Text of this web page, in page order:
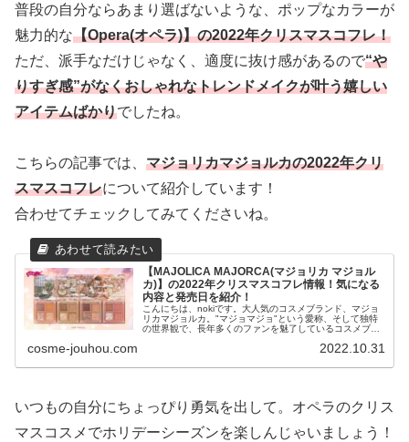
普段の自分ならあまり選ばないような、ポップなカラーが
魅力的な【Opera(オペラ)】の2022年クリスマスコフレ！
ただ、派手なだけじゃなく、適度に抜け感があるので“や
りすぎ感”がなくおしゃれなトレンドメイクが叶う嬉しい
アイテムばかりでしたね。
こちらの記事では、 マジョリカマジョルカの2022年クリ
スマスコフレについて紹介しています！
合わせてチェックしてみてくださいね。
【MAJOLICA MAJORCA(マジョリカ マジョル
カ)】の2022年クリスマスコフレ情報！気になる
内容と発売日を紹介！
こんにちは、nokiです。大人気のコスメブランド、マジョ
リカマジョルカ。"マジョマジョ"という愛称、そして独特
の世界観で、長年多くのファンを魅了しているコスメブラ
cosme-jouhou.com 2022.10.31
いつもの自分にちょっぴり勇気を出して。オペラのクリス
マスコスメでホリデーシーズンを楽しんじゃいましょう！